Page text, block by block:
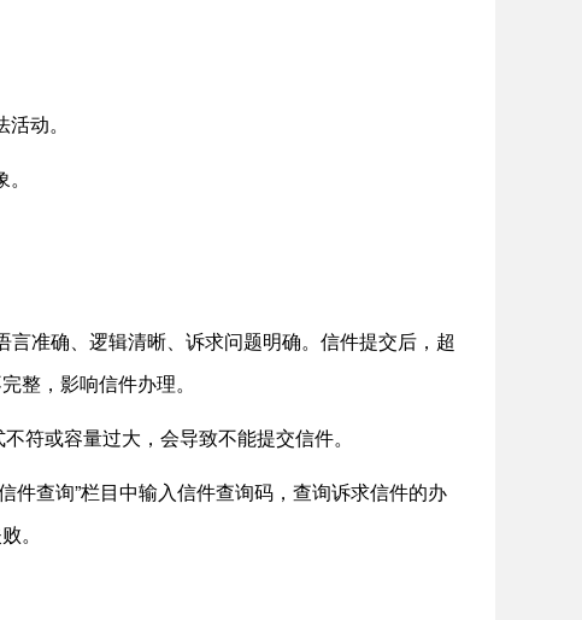
动。
准确、逻辑清晰、诉求问题明确。信件提交后，超
整，影响信件办理。
符或容量过大，会导致不能提交信件。
件查询”栏目中输入信件查询码，查询诉求信件的办
。